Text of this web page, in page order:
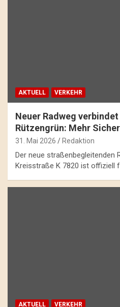
AKTUELL VERKEHR
Neuer Radweg
Rützengrün: Mehr
31. Mai 2026 Redaktion
Der neue straßenbegleitenden
Kreisstraße K 7820 ist offiziell
AKTUELL VERKEHR